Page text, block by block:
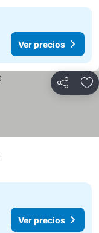
Ver precios
Compartir
Ver precios